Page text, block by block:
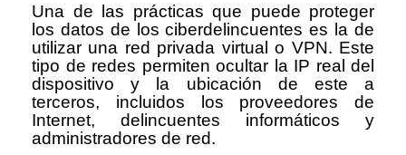
Una de las prácticas que puede proteger
los datos de los ciberdelincuentes es la de
utilizar una red privada virtual o VPN. Este
tipo de redes permiten ocultar la IP real del
dispositivo y la ubicación de este a
terceros, incluidos los proveedores de
Internet, delincuentes informáticos y
administradores de red.